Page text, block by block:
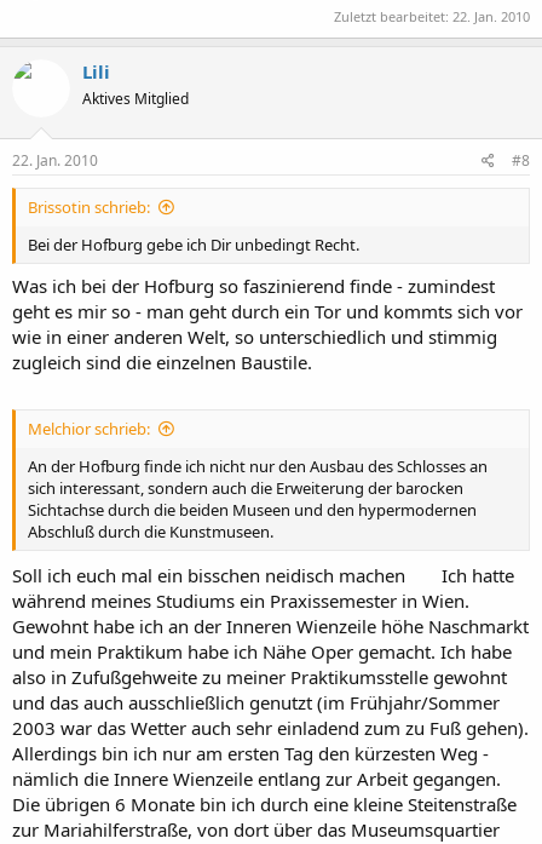
Zuletzt bearbeitet: 22. Jan. 2010
Lili
Aktives Mitglied
22. Jan. 2010 #8
Brissotin schrieb:
Bei der Hofburg gebe ich Dir unbedingt Recht.
Was ich bei der Hofburg so faszinierend finde - zumindest
geht es mir so - man geht durch ein Tor und kommts sich vor
wie in einer anderen Welt, so unterschiedlich und stimmig
zugleich sind die einzelnen Baustile.
Melchior schrieb:
An der Hofburg finde ich nicht nur den Ausbau des Schlosses an
sich interessant, sondern auch die Erweiterung der barocken
Sichtachse durch die beiden Museen und den hypermodernen
Abschluß durch die Kunstmuseen.
Soll ich euch mal ein bisschen neidisch machen
Ich hatte
während meines Studiums ein Praxissemester in Wien.
Gewohnt habe ich an der Inneren Wienzeile höhe Naschmarkt
und mein Praktikum habe ich Nähe Oper gemacht. Ich habe
also in Zufußgehweite zu meiner Praktikumsstelle gewohnt
und das auch ausschließlich genutzt (im Frühjahr/Sommer
2003 war das Wetter auch sehr einladend zum zu Fuß gehen).
Allerdings bin ich nur am ersten Tag den kürzesten Weg -
nämlich die Innere Wienzeile entlang zur Arbeit gegangen.
Die übrigen 6 Monate bin ich durch eine kleine Steitenstraße
zur Mariahilferstraße, von dort über das Museumsquartier